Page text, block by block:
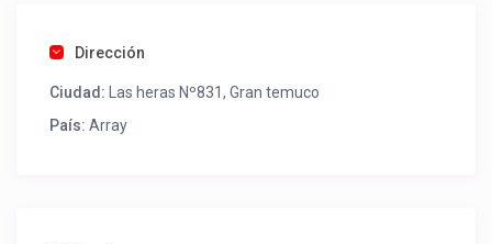
como un profesional sin COMISIONES ni ESTAFAS.
Tel contacto propiedad: (56) 452329163
Dirección
Ciudad:
Las heras Nº831, Gran temuco
País: Array